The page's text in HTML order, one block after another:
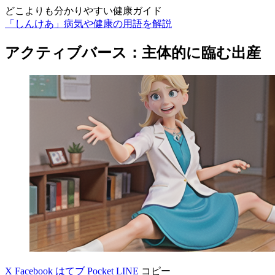
どこよりも分かりやすい健康ガイド
「しんけあ」病気や健康の用語を解説
アクティブバース：主体的に臨む出産
X Facebook はてブ Pocket LINE コピー